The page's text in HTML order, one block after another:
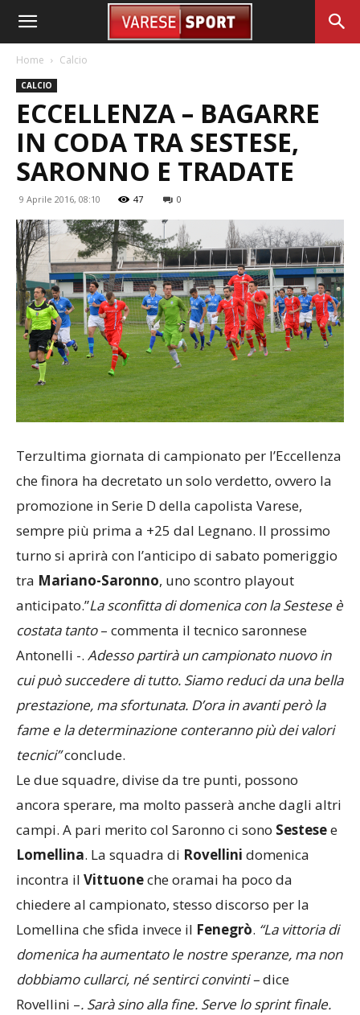
Home Calcio
CALCIO
ECCELLENZA – BAGARRE
IN CODA TRA SESTESE,
SARONNO E TRADATE
9 Aprile 2016, 08:10 47 0
Terzultima giornata di campionato per l’Eccellenza
che finora ha decretato un solo verdetto, ovvero la
promozione in Serie D della capolista Varese,
sempre più prima a +25 dal Legnano. Il prossimo
turno si aprirà con l’anticipo di sabato pomeriggio
tra Mariano-Saronno, uno scontro playout
anticipato.”La sconfitta di domenica con la Sestese è
costata tanto– commenta il tecnico saronnese
Antonelli -. Adesso partirà un campionato nuovo in
cui può succedere di tutto. Siamo reduci da una bella
prestazione, ma sfortunata. D’ora in avanti però la
fame e la determinazione conteranno più dei valori
tecnici”conclude.
Le due squadre, divise da tre punti, possono
ancora sperare, ma molto passerà anche dagli altri
campi. A pari merito col Saronno ci sono Sestesee
Lomellina. La squadra di Rovellini domenica
incontra il Vittuoneche oramai ha poco da
chiedere al campionato, stesso discorso per la
Lomellina che sfida invece il Fenegrò. “La vittoria di
domenica ha aumentato le nostre speranze, ma non
dobbiamo cullarci, né sentirci convinti –dice
Rovellini –. Sarà sino alla fine. Serve lo sprint finale.